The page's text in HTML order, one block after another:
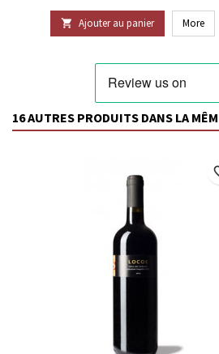
 Ajouter au panier More
16 AUTRES PRODUITS DANS LA